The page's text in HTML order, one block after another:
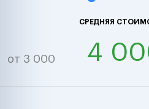
СРЕДНЯЯ
от 3 000 4